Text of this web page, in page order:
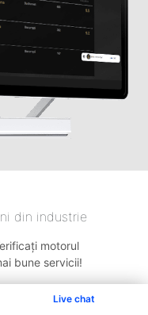
Live chat
din industrie
motorul
bune servicii!